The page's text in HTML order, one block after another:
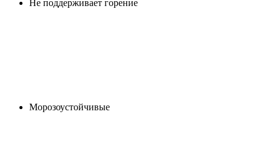
Не поддерживает горение
Морозоустойчивые